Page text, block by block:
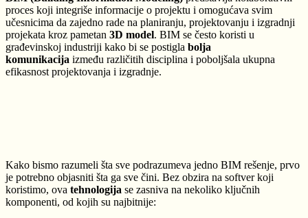
proces koji integriše informacije o projektu i omogućava svim
učesnicima da zajedno rade na planiranju, projektovanju i izgradnji
projekata kroz pametan 3D model. BIM se često koristi u
građevinskoj industriji kako bi se postigla bolja
komunikacija između različitih disciplina i poboljšala ukupna
efikasnost projektovanja i izgradnje.
Kako bismo razumeli šta sve podrazumeva jedno BIM rešenje, prvo
je potrebno objasniti šta ga sve čini. Bez obzira na softver koji
koristimo, ova tehnologija se zasniva na nekoliko ključnih
komponenti, od kojih su najbitnije: